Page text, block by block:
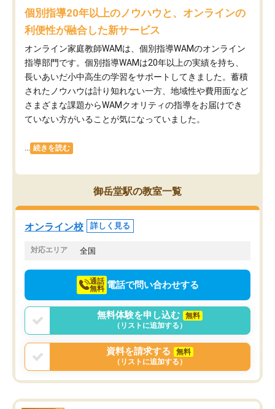
個別指導20年以上のノウハウと、オンラインの
利便性が融合した新サービス
オンライン家庭教師WAMは、個別指導WAMのオンライン
指導部門です。個別指導WAMは20年以上の実績を持ち、
長いあいだ小中高生の学習をサポートしてきました。蓄積
されたノウハウは計り知れない一方、地域性や費用面など
さまざまな課題からWAMクオリティの指導をお届けでき
ていない方がいることが気になっていました。
続きを読む
御岳堂駅の教室一覧
オンライン校 詳しく見る
対応エリア 全国
通話
無料 電話で問い合わせする
無料体験を申し込む
無料
（リストに追加する）
資料を請求する
無料
（リストに追加する）